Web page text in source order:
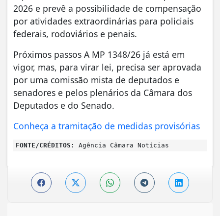
2026 e prevê a possibilidade de compensação
por atividades extraordinárias para policiais
federais, rodoviários e penais.
Próximos passos A MP 1348/26 já está em
vigor, mas, para virar lei, precisa ser aprovada
por uma comissão mista de deputados e
senadores e pelos plenários da Câmara dos
Deputados e do Senado.
Conheça a tramitação de medidas provisórias
FONTE/CRÉDITOS: Agência Câmara Notícias